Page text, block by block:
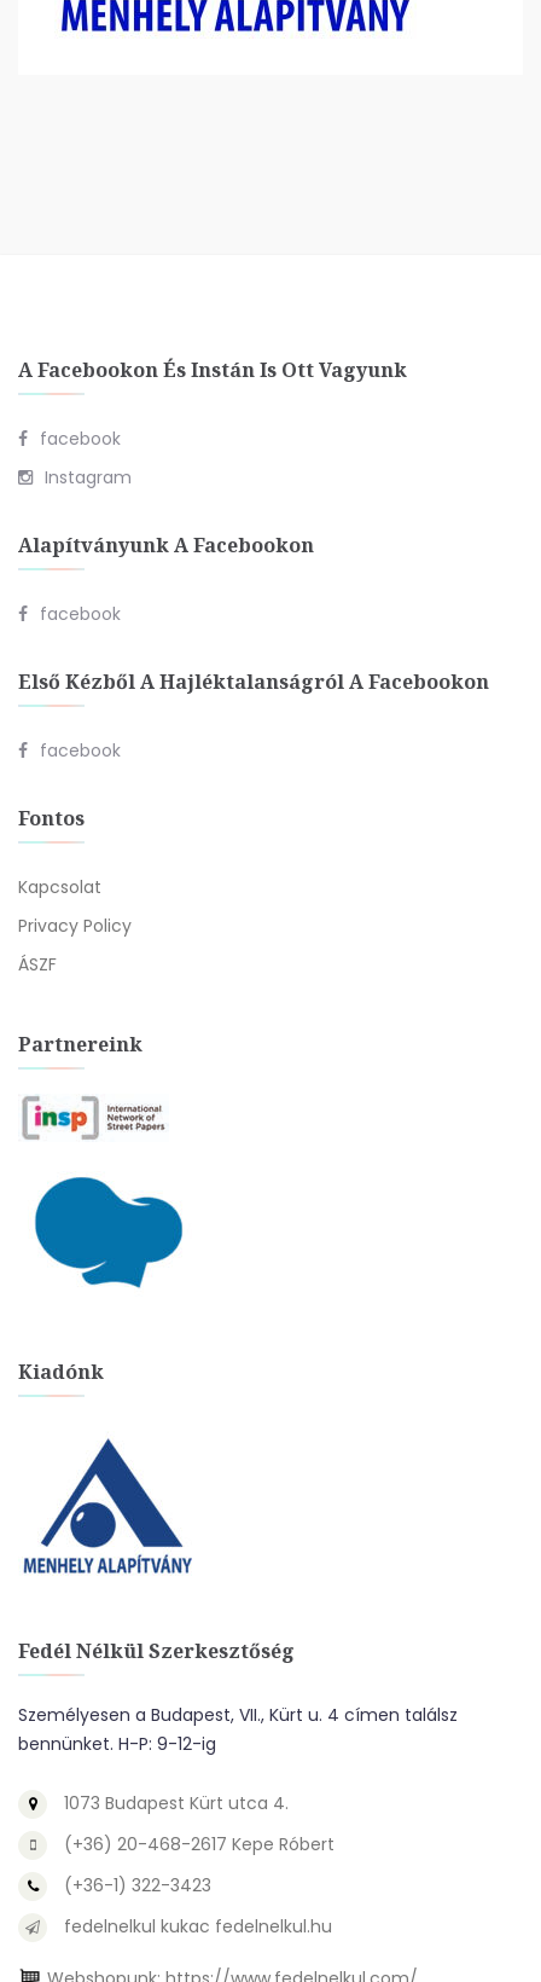
A Facebookon És Instán Is Ott Vagyunk
facebook
Instagram
Alapítványunk A Facebookon
facebook
Első Kézből A Hajléktalanságról A Facebookon
facebook
Fontos
Kapcsolat
Privacy Policy
ÁSZF
Partnereink
Kiadónk
Fedél Nélkül Szerkesztőség
Személyesen a Budapest, VII., Kürt u. 4 címen találsz
bennünket. H-P: 9-12-ig
1073 Budapest Kürt utca 4.
(+36) 20-468-2617 Kepe Róbert
(+36-1) 322-3423
fedelnelkul kukac fedelnelkul.hu